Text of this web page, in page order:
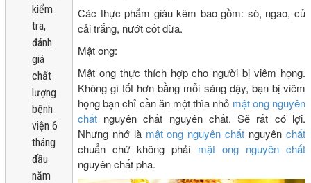
kiểm
tra,
đánh
giá
chất
lượng
bệnh
viện 6
tháng
đầu
năm
Các thực phẩm giàu kẽm bao gồm: sò, ngao, củ
cải trắng, nướt cốt dừa.
Mật ong:
Mật ong thực thích hợp cho người bị viêm họng.
Không gì tốt hơn bằng mỗi sáng dậy, bạn bị viêm
họng bạn chỉ cần ăn một thìa nhỏ mật ong nguyên
chất nguyên chất nguyên chất. Sẽ rất có lợi.
Nhưng nhớ là mật ong nguyên chất nguyên chất
chuẩn chứ không phải mật ong nguyên chất
nguyên chất pha.